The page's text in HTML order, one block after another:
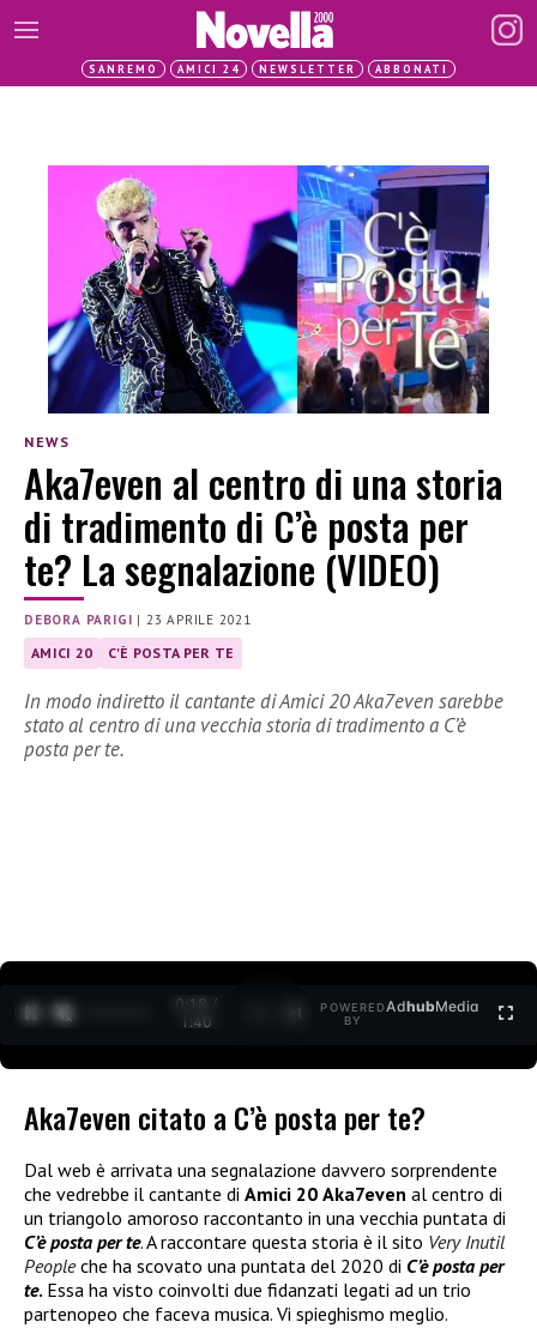
SANREMO AMICI 24 NEWSLETTER ABBONATI
NEWS
Aka7even al centro di una storia
di tradimento di C’è posta per
te? La segnalazione (VIDEO)
DEBORA PARIGI | 23 APRILE 2021
AMICI 20 C'È POSTA PER TE
In modo indiretto il cantante di Amici 20 Aka7even sarebbe
stato al centro di una vecchia storia di tradimento a C’è
posta per te.
0:19 /
1:40
POWERED
BY
AdhubMedia
Aka7even citato a C’è posta per te?
Dal web è arrivata una segnalazione davvero sorprendente
che vedrebbe il cantante di Amici 20 Aka7even al centro di
un triangolo amoroso raccontanto in una vecchia puntata di
C’è posta per te. A raccontare questa storia è il sito Very Inutil
Peopleche ha scovato una puntata del 2020 di C’è posta per
te. Essa ha visto coinvolti due fidanzati legati ad un trio
partenopeo che faceva musica. Vi spieghismo meglio.